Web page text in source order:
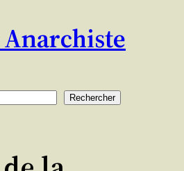
Anarchiste
Rechercher